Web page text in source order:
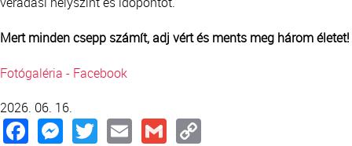
Mert minden csepp számít, adj vért és ments meg három életet!
Fotógaléria - Facebook
2026. 06. 16.
Facebook
Messenger
TwitterEmailGmail